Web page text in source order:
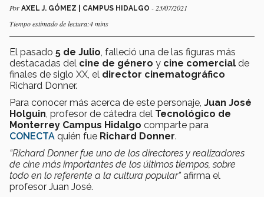
Por AXEL J. GÓMEZ | CAMPUS HIDALGO - 23/07/2021
Tiempo estimado de lectura:4 mins
El pasado 5 de Julio , falleció una de las figuras más
destacadas del cine de género y cine comercial de
finales de siglo XX, el director cinematográfico
Richard Donner.
Para conocer más acerca de este personaje, Juan José
Holguin , profesor de cátedra del Tecnológico de
Monterrey Campus Hidalgo comparte para
CONECTA quién fue Richard Donner.
“Richard Donner fue uno de los directores y realizadores
de cine más importantes de los últimos tiempos, sobre
todo en lo referente a la cultura popular”afirma el
profesor Juan José.